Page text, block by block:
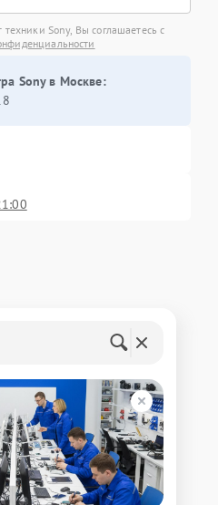
Sony, Вы соглашаетесь с
Sony в Москве: